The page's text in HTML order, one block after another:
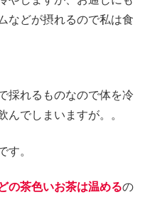
などが摂れるので私は食
採れるものなので体を冷
んでしまいますが。。
す。
の茶色いお茶は温めるの